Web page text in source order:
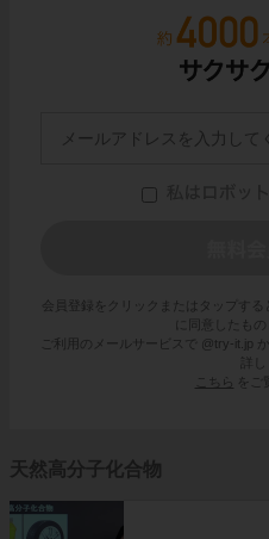
会員登録をクリックまたはタップする
に同意したも
ご利用のメールサービスで @try-it.jp
詳
こちら
をご
天然高分子化合物